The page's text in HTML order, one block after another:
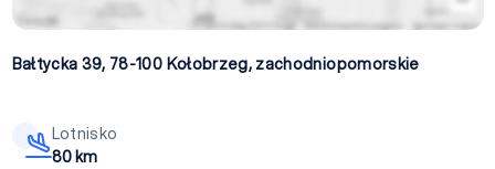
Bałtycka 39, 78-100 Kołobrzeg, zachodniopomorskie
Lotnisko
80 km